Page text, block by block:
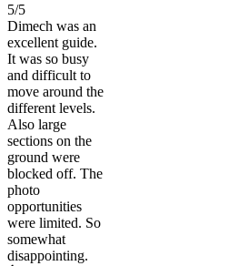
5/5
Dimech was an
excellent guide.
It was so busy
and difficult to
move around the
different levels.
Also large
sections on the
ground were
blocked off. The
photo
opportunities
were limited. So
somewhat
disappointing.